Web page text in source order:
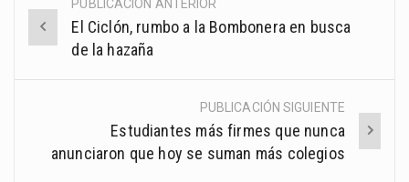
Post
navigation
PUBLICACIÓN ANTERIOR
El Ciclón, rumbo a la Bombonera en busca
de la hazaña
PUBLICACIÓN SIGUIENTE
Estudiantes más firmes que nunca
anunciaron que hoy se suman más colegios